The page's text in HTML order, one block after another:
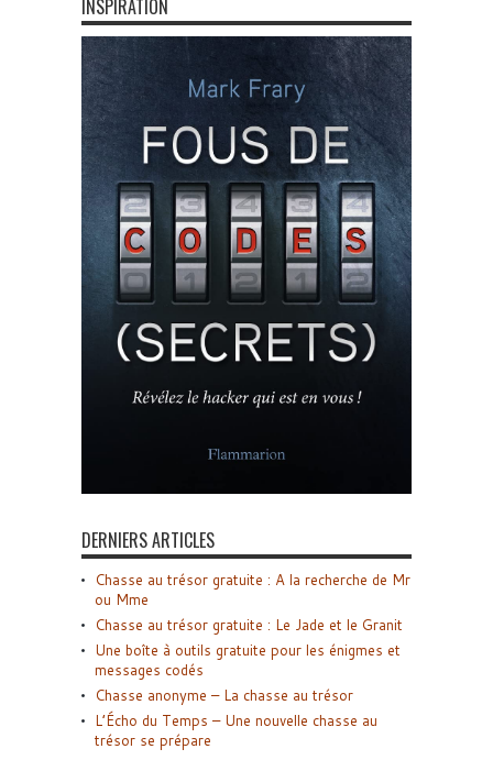
INSPIRATION
DERNIERS ARTICLES
Chasse au trésor gratuite : A la recherche de Mr
ou Mme
Chasse au trésor gratuite : Le Jade et le Granit
Une boîte à outils gratuite pour les énigmes et
messages codés
Chasse anonyme – La chasse au trésor
L’Écho du Temps – Une nouvelle chasse au
trésor se prépare